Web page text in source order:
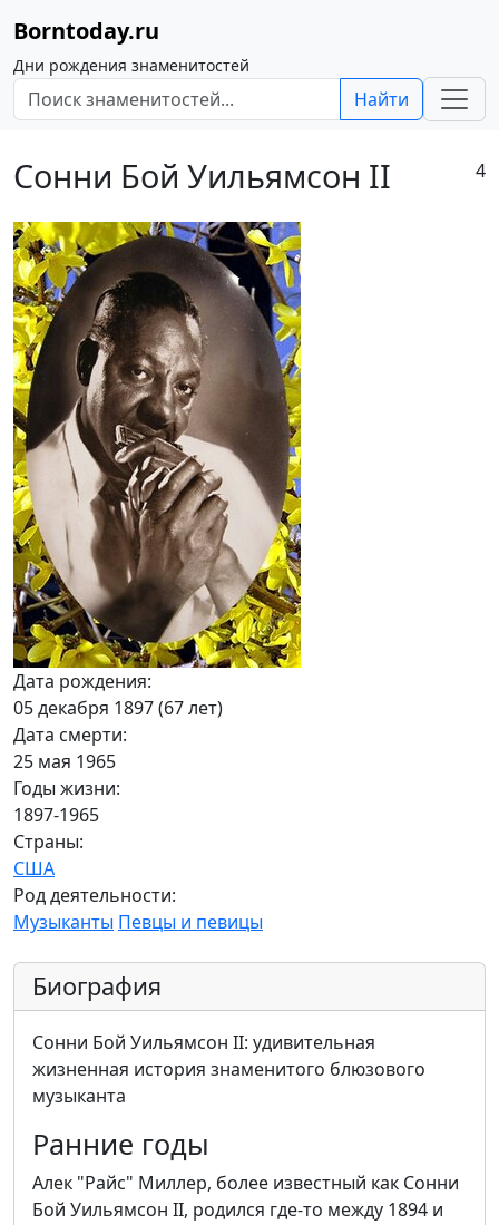
Borntoday.ru
Дни рождения знаменитостей
Найти
Сонни Бой Уильямсон II 4
Дата рождения:
05 декабря 1897 (67 лет)
Дата смерти:
25 мая 1965
Годы жизни:
1897-1965
Страны:
США
Род деятельности:
Музыканты Певцы и певицы
Биография
Сонни Бой Уильямсон II: удивительная
жизненная история знаменитого блюзового
музыканта
Ранние годы
Алек "Райс" Миллер, более известный как Сонни
Бой Уильямсон II, родился где-то между 1894 и